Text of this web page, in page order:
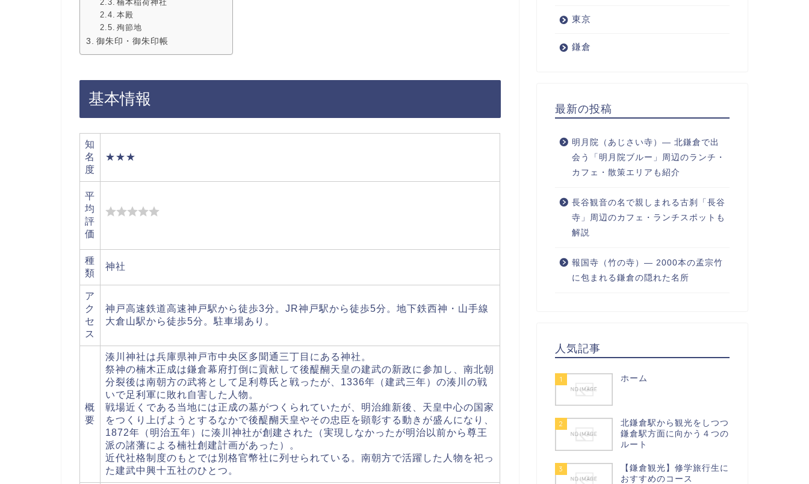
楠本稲荷神社
本殿
殉節地
御朱印・御朱印帳
基本情報
知
名
度
★★★
平
均
評
価
種
類
神社
ア
ク
セ
ス
神戸高速鉄道高速神戸駅から徒歩3分。JR神戸駅から徒歩5分。地下鉄西神・山手線
大倉山駅から徒歩5分。駐車場あり。
概
要
湊川神社は兵庫県神戸市中央区多聞通三丁目にある神社。
祭神の楠木正成は鎌倉幕府打倒に貢献して後醍醐天皇の建武の新政に参加し、南北朝
分裂後は南朝方の武将として足利尊氏と戦ったが、1336年（建武三年）の湊川の戦
いで足利軍に敗れ自害した人物。
戦場近くである当地には正成の墓がつくられていたが、明治維新後、天皇中心の国家
をつくり上げようとするなかで後醍醐天皇やその忠臣を顕彰する動きが盛んになり、
1872年（明治五年）に湊川神社が創建された（実現しなかったが明治以前から尊王
派の諸藩による楠社創建計画があった）。
近代社格制度のもとでは別格官幣社に列せられている。南朝方で活躍した人物を祀っ
た建武中興十五社のひとつ。
東京
鎌倉
最新の投稿
明月院（あじさい寺）― 北鎌倉で出
会う「明月院ブルー」周辺のランチ・
カフェ・散策エリアも紹介
長谷観音の名で親しまれる古刹「長谷
寺」周辺のカフェ・ランチスポットも
解説
報国寺（竹の寺）― 2000本の孟宗竹
に包まれる鎌倉の隠れた名所
人気記事
1 ホーム
2
北鎌倉駅から観光をしつつ
鎌倉駅方面に向かう４つの
ルート
3
【鎌倉観光】修学旅行生に
おすすめのコース